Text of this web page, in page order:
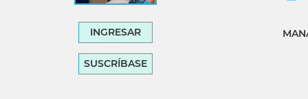
INGRESAR
SUSCRÍBASE